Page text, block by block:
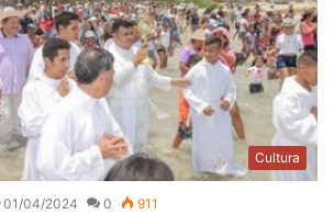
Cultura
01/04/2024 0 911